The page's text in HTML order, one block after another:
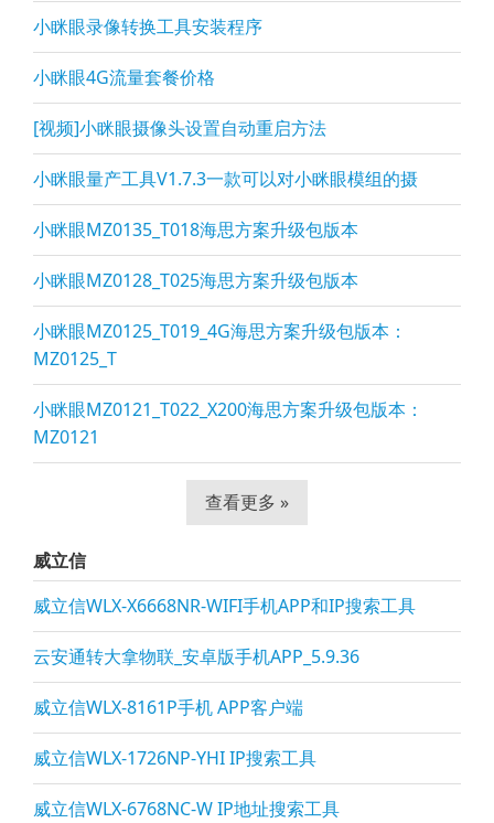
小眯眼录像转换工具安装程序
小眯眼4G流量套餐价格
[视频]小眯眼摄像头设置自动重启方法
小眯眼量产工具V1.7.3一款可以对小眯眼模组的摄
小眯眼MZ0135_T018海思方案升级包版本
小眯眼MZ0128_T025海思方案升级包版本
小眯眼MZ0125_T019_4G海思方案升级包版本：
MZ0125_T
小眯眼MZ0121_T022_X200海思方案升级包版本：
MZ0121
查看更多 »
威立信
威立信WLX-X6668NR-WIFI手机APP和IP搜索工具
云安通转大拿物联_安卓版手机APP_5.9.36
威立信WLX-8161P手机 APP客户端
威立信WLX-1726NP-YHI IP搜索工具
威立信WLX-6768NC-W IP地址搜索工具